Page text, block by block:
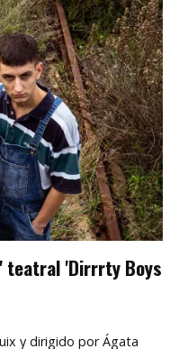
teatral 'Dirrrty Boys
y dirigido por Ágata